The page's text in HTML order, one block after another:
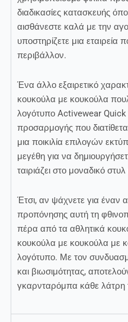
διαδικασίες κατασκευής
αισθάνεστε καλά με την
υποστηρίζετε μια εταιρεία
περιβάλλον.
Ένα άλλο εξαιρετικό
κουκούλα με κουκούλα
λογότυπο Activewear Quick
προσαρμογής που
μια ποικιλία επιλογών
μεγέθη για να
ταιριάζει στο μοναδικό
Έτσι, αν ψάχνετε για έναν
προπόνησης αυτή τη
πέρα από τα αθλητικά
κουκούλα με κουκούλα με
λογότυπο. Με τον
και βιωσιμότητας,
γκαρνταρόμπα κάθε λάτρη